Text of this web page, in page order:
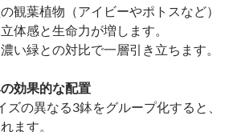
観葉植物（アイビーやポトスなど）
体感と生命力が増します。
い緑との対比で一層引き立ちます。
効果的な配置
ズの異なる3鉢をグループ化すると、
ます。